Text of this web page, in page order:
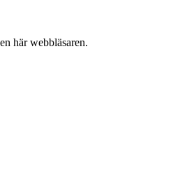
här webbläsaren.